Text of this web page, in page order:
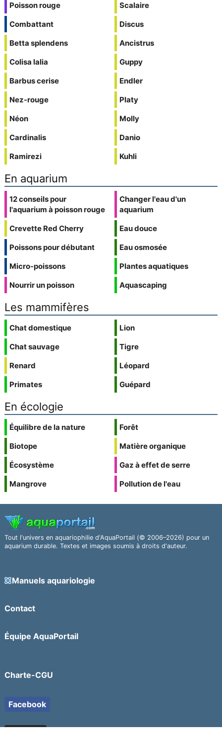
Poisson rouge
Combattant
Betta splendens
Colisa lalia
Barbus cerise
Nez-rouge
Néon
Cardinalis
Ramirezi
Scalaire
Discus
Ancistrus
Guppy
Endler
Platy
Molly
Danio
Kuhli
En aquarium
12 conseils pour
l'aquarium à poisson rouge
Crevette Red Cherry
Poissons pour débutant
Micro-poissons
Nourrir un poisson
Changer l'eau d'un
aquarium
Eau douce
Eau osmosée
Plantes aquatiques
Aquascaping
Les mammifères
Chat domestique
Chat sauvage
Renard
Primates
Lion
Tigre
Léopard
Guépard
En écologie
Équilibre de la nature
Biotope
Écosystème
Mangrove
Forêt
Matière organique
Gaz à effet de serre
Pollution de l'eau
Tout l'univers en aquariophilie d'AquaPortail (© 2006–2026) pour un
aquarium durable. Textes et images soumis à droits d'auteur.
Manuels aquariologie
Contact
Équipe AquaPortail
Charte-CGU
Facebook